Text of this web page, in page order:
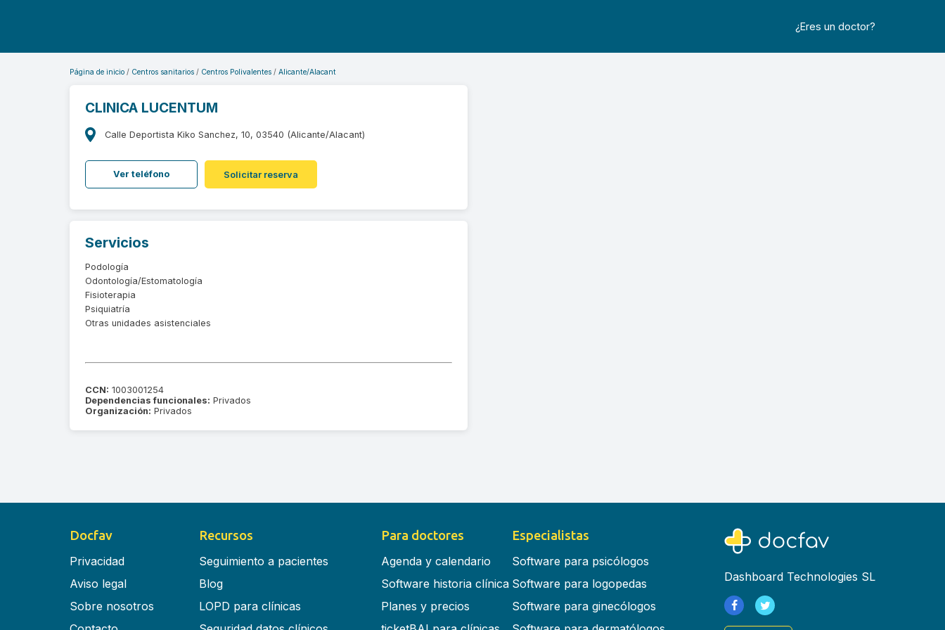
¿Eres un doctor?
Página de inicio Centros sanitarios Centros Polivalentes Alicante/Alacant
CLINICA LUCENTUM
Calle Deportista Kiko Sanchez, 10, 03540 (Alicante/Alacant)
Ver teléfono Solicitar reserva
Servicios
Podología
Odontología/Estomatología
Fisioterapia
Psiquiatría
Otras unidades asistenciales
CCN: 1003001254
Dependencias funcionales: Privados
Organización: Privados
Docfav
Privacidad
Aviso legal
Sobre nosotros
Recursos
Seguimiento a pacientes
Blog
LOPD para clínicas
Para doctores
Agenda y calendario
Software historia clínica
Planes y precios
Especialistas
Software para psicólogos
Software para logopedas
Software para ginecólogos
Dashboard Technologies SL